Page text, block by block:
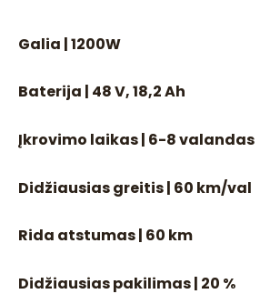
Galia | 1200W
Baterija | 48 V, 18,2 Ah
Įkrovimo laikas | 6-8 valandas
Didžiausias greitis | 60 km/val
Rida atstumas | 60 km
Didžiausias pakilimas | 20 %